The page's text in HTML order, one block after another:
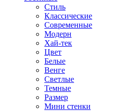
Стиль
Классические
Современные
Модерн
Хай-тек
Цвет
Белые
Венге
Светлые
Темные
Размер
Мини стенки